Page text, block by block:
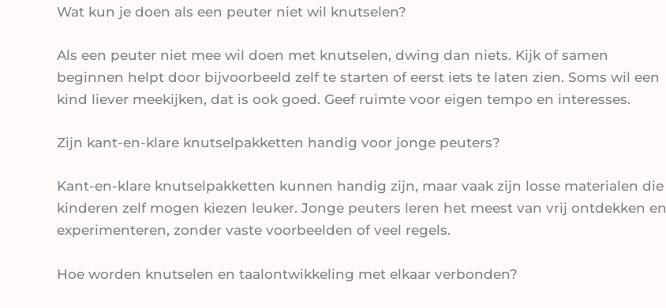
Wat kun je doen als een peuter niet wil knutselen?
Als een peuter niet mee wil doen met knutselen, dwing dan niets. Kijk of samen
beginnen helpt door bijvoorbeeld zelf te starten of eerst iets te laten zien. Soms wil een
kind liever meekijken, dat is ook goed. Geef ruimte voor eigen tempo en interesses.
Zijn kant-en-klare knutselpakketten handig voor jonge peuters?
Kant-en-klare knutselpakketten kunnen handig zijn, maar vaak zijn losse materialen die
kinderen zelf mogen kiezen leuker. Jonge peuters leren het meest van vrij ontdekken en
experimenteren, zonder vaste voorbeelden of veel regels.
Hoe worden knutselen en taalontwikkeling met elkaar verbonden?